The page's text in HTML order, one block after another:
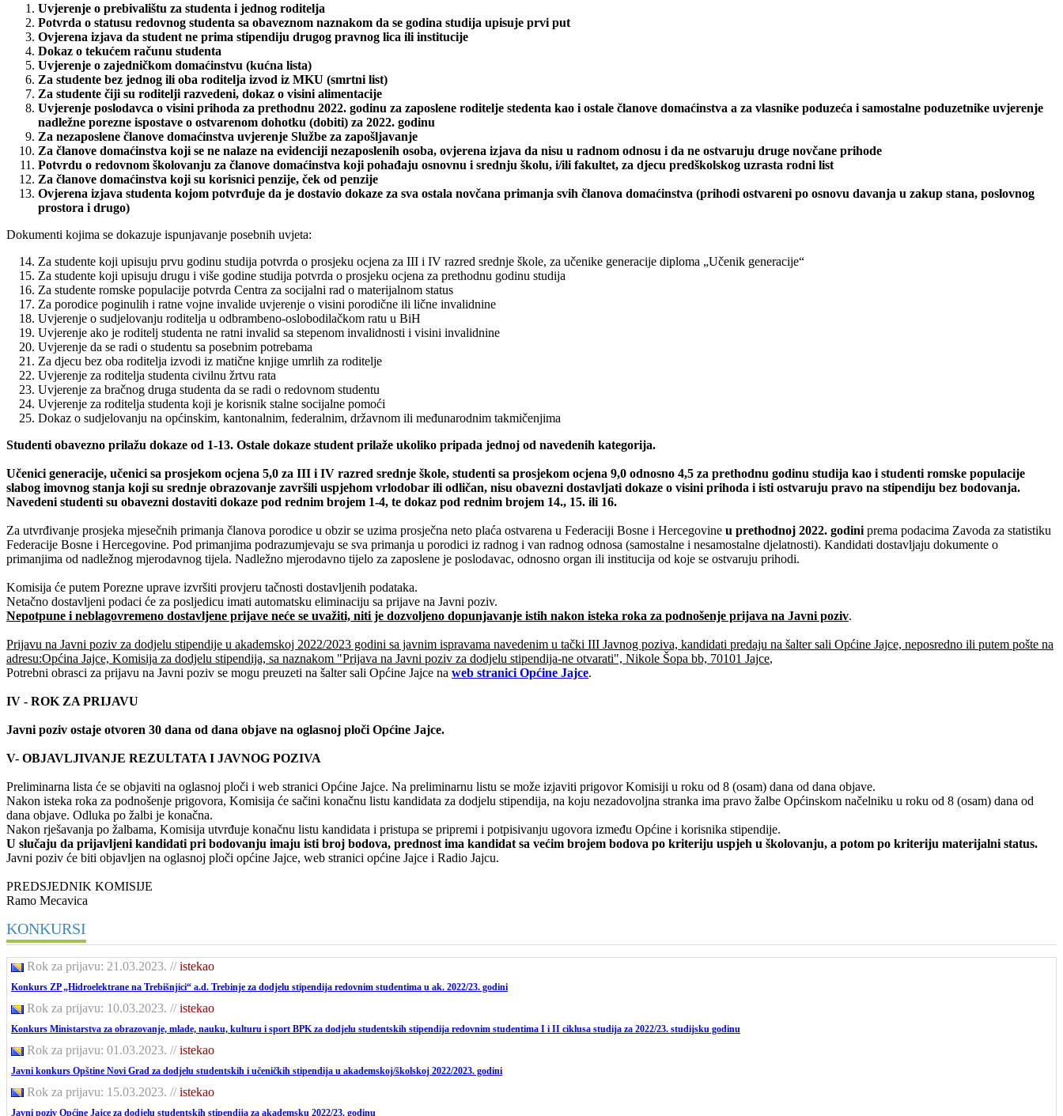
Uvjerenje o prebivalištu za studenta i jednog roditelja
Potvrda o statusu redovnog studenta sa obaveznom naznakom da se godina studija upisuje prvi put
Ovjerena izjava da student ne prima stipendiju drugog pravnog lica ili institucije
Dokaz o tekućem računu studenta
Uvjerenje o zajedničkom domaćinstvu (kućna lista)
Za studente bez jednog ili oba roditelja izvod iz MKU (smrtni list)
Za studente čiji su roditelji razvedeni, dokaz o visini alimentacije
Uvjerenje poslodavca o visini prihoda za prethodnu 2022. godinu za zaposlene roditelje stedenta kao i ostale članove domaćinstva a za vlasnike poduzeća i samostalne poduzetnike uvjerenje
nadležne porezne ispostave o ostvarenom dohotku (dobiti) za 2022. godinu
Za nezaposlene članove domaćinstva uvjerenje Službe za zapošljavanje
Za članove domaćinstva koji se ne nalaze na evidenciji nezaposlenih osoba, ovjerena izjava da nisu u radnom odnosu i da ne ostvaruju druge novčane prihode
Potvrdu o redovnom školovanju za članove domaćinstva koji pohađaju osnovnu i srednju školu, i/ili fakultet, za djecu predškolskog uzrasta rodni list
Za članove domaćinstva koji su korisnici penzije, ček od penzije
Ovjerena izjava studenta kojom potvrđuje da je dostavio dokaze za sva ostala novčana primanja svih članova domaćinstva (prihodi ostvareni po osnovu davanja u zakup stana, poslovnog
prostora i drugo)
Dokumenti kojima se dokazuje ispunjavanje posebnih uvjeta:
Za studente koji upisuju prvu godinu studija potvrda o prosjeku ocjena za III i IV razred srednje škole, za učenike generacije diploma „Učenik generacije“
Za studente koji upisuju drugu i više godine studija potvrda o prosjeku ocjena za prethodnu godinu studija
Za studente romske populacije potvrda Centra za socijalni rad o materijalnom status
Za porodice poginulih i ratne vojne invalide uvjerenje o visini porodične ili lične invalidnine
Uvjerenje o sudjelovanju roditelja u odbrambeno-oslobodilačkom ratu u BiH
Uvjerenje ako je roditelj studenta ne ratni invalid sa stepenom invalidnosti i visini invalidnine
Uvjerenje da se radi o studentu sa posebnim potrebama
Za djecu bez oba roditelja izvodi iz matične knjige umrlih za roditelje
Uvjerenje za roditelja studenta civilnu žrtvu rata
Uvjerenje za bračnog druga studenta da se radi o redovnom studentu
Uvjerenje za roditelja studenta koji je korisnik stalne socijalne pomoći
Dokaz o sudjelovanju na općinskim, kantonalnim, federalnim, državnom ili međunarodnim takmičenjima
Studenti obavezno prilažu dokaze od 1-13. Ostale dokaze student prilaže ukoliko pripada jednoj od navedenih kategorija.
Učenici generacije, učenici sa prosjekom ocjena 5,0 za III i IV razred srednje škole, studenti sa prosjekom ocjena 9,0 odnosno 4,5 za prethodnu godinu studija kao i studenti romske populacije
slabog imovnog stanja koji su srednje obrazovanje završili uspjehom vrlodobar ili odličan, nisu obavezni dostavljati dokaze o visini prihoda i isti ostvaruju pravo na stipendiju bez bodovanja.
Navedeni studenti su obavezni dostaviti dokaze pod rednim brojem 1-4, te dokaz pod rednim brojem 14., 15. ili 16.
Za utvrđivanje prosjeka mjesečnih primanja članova porodice u obzir se uzima prosječna neto plaća ostvarena u Federaciji Bosne i Hercegovine u prethodnoj 2022. godini prema podacima Zavoda za statistiku
Federacije Bosne i Hercegovine. Pod primanjima podrazumjevaju se sva primanja u porodici iz radnog i van radnog odnosa (samostalne i nesamostalne djelatnosti). Kandidati dostavljaju dokumente o
primanjima od nadležnog mjerodavnog tijela. Nadležno mjerodavno tijelo za zaposlene je poslodavac, odnosno organ ili institucija od koje se ostvaruju prihodi.
Komisija će putem Porezne uprave izvršiti provjeru tačnosti dostavljenih podataka.
Netačno dostavljeni podaci će za posljedicu imati automatsku eliminaciju sa prijave na Javni poziv.
Nepotpune i neblagovremeno dostavljene prijave neće se uvažiti, niti je dozvoljeno dopunjavanje istih nakon isteka roka za podnošenje prijava na Javni poziv.
Prijavu na Javni poziv za dodjelu stipendije u akademskoj 2022/2023 godini sa javnim ispravama navedenim u tački III Javnog poziva, kandidati predaju na šalter sali Općine Jajce, neposredno ili putem pošte na
adresu:Općina Jajce, Komisija za dodjelu stipendija, sa naznakom "Prijava na Javni poziv za dodjelu stipendija-ne otvarati", Nikole Šopa bb, 70101 Jajce,
Potrebni obrasci za prijavu na Javni poziv se mogu preuzeti na šalter sali Općine Jajce na web stranici Općine Jajce.
IV - ROK ZA PRIJAVU
Javni poziv ostaje otvoren 30 dana od dana objave na oglasnoj ploči Općine Jajce.
V- OBJAVLJIVANJE REZULTATA I JAVNOG POZIVA
Preliminarna lista će se objaviti na oglasnoj ploči i web stranici Općine Jajce. Na preliminarnu listu se može izjaviti prigovor Komisiji u roku od 8 (osam) dana od dana objave.
Nakon isteka roka za podnošenje prigovora, Komisija će sačini konačnu listu kandidata za dodjelu stipendija, na koju nezadovoljna stranka ima pravo žalbe Općinskom načelniku u roku od 8 (osam) dana od
dana objave. Odluka po žalbi je konačna.
Nakon rješavanja po žalbama, Komisija utvrđuje konačnu listu kandidata i pristupa se pripremi i potpisivanju ugovora između Općine i korisnika stipendije.
U slučaju da prijavljeni kandidati pri bodovanju imaju isti broj bodova, prednost ima kandidat sa većim brojem bodova po kriteriju uspjeh u školovanju, a potom po kriteriju materijalni status.
Javni poziv će biti objavljen na oglasnoj ploči općine Jajce, web stranici općine Jajce i Radio Jajcu.
PREDSJEDNIK KOMISIJE
Ramo Mecavica
KONKURSI
Rok za prijavu: 21.03.2023. //istekao
Konkurs ZP „Hidroelektrane na Trebišnjici“ a.d. Trebinje za dodjelu stipendija redovnim studentima u ak. 2022/23. godini
Rok za prijavu: 10.03.2023. //istekao
Konkurs Ministarstva za obrazovanje, mlade, nauku, kulturu i sport BPK za dodjelu studentskih stipendija redovnim studentima I i II ciklusa studija za 2022/23. studijsku godinu
Rok za prijavu: 01.03.2023. //istekao
Javni konkurs Opštine Novi Grad za dodjelu studentskih i učeničkih stipendija u akademskoj/školskoj 2022/2023. godini
Rok za prijavu: 15.03.2023. //istekao
Javni poziv Općine Jajce za dodjelu studentskih stipendija za akademsku 2022/23. godinu